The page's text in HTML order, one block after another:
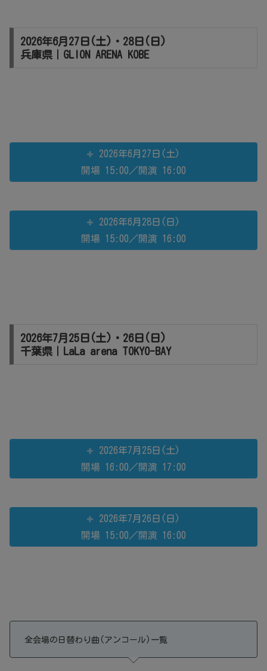
2026年6月27日(土)・28日(日)
兵庫県｜GLION ARENA KOBE
2026年6月27日(土)
開場 15:00／開演 16:00
2026年6月28日(日)
開場 15:00／開演 16:00
2026年7月25日(土)・26日(日)
千葉県｜LaLa arena TOKYO-BAY
2026年7月25日(土)
開場 16:00／開演 17:00
2026年7月26日(日)
開場 15:00／開演 16:00
全会場の日替わり曲(アンコール)一覧